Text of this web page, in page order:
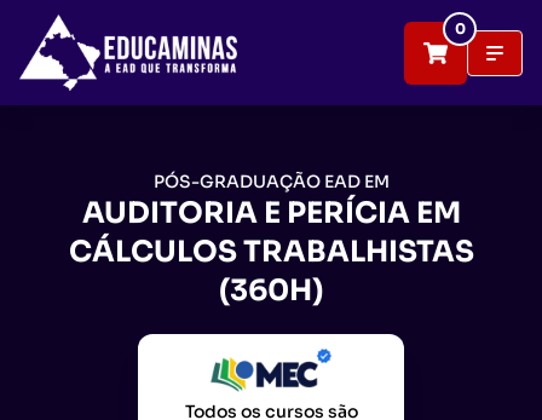
0
PÓS-GRADUAÇÃO EAD EM
AUDITORIA E PERÍCIA EM
CÁLCULOS TRABALHISTAS
(360H)
Todos os cursos são